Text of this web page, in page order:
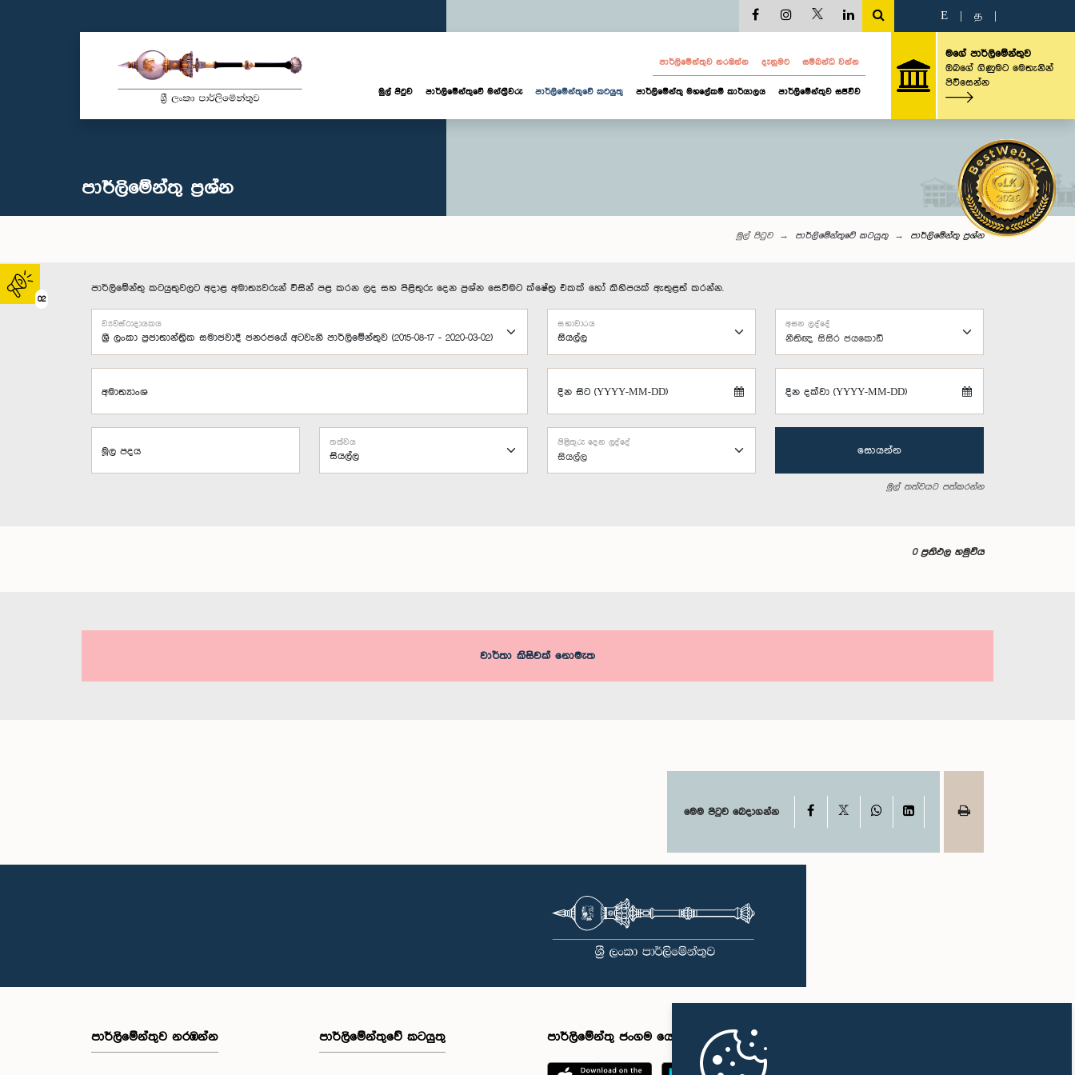
02
E த
පාර්ලි‌මේන්තුව නරඹන්න දැනුමට සම්බන්ධ වන්න
මුල් පිටුව පාර්ලි‌මේන්තුවේ මන්ත්‍රීවරු පාර්ලිමේන්තුවේ කටයුතු පාර්ලිමේන්තු මහලේකම් කාර්යාලය පාර්ලිමේන්තුව සජීවීව
මගේ පාර්ලිමේන්තුව
ඔබගේ ගිණුමට මෙතැනින්
පිවිසෙන්න
පාර්ලි‌මේන්තු‌ ප්‍රශ්න
මුල් පිටුව පාර්ලිමේන්තුවේ කටයුතු පාර්ලි‌මේන්තු‌ ප්‍රශ්න
පාර්ලිමේන්තු කටයුතුවලට අදාළ අමාත්‍යවරුන් විසින් පළ කරන ලද සහ පිළිතුරු දෙන ප්‍රශ්න සෙවීමට ක්ෂේත්‍ර එකක් හෝ කිහිපයක් ඇතුළත් කරන්න.
ව්‍යවස්ථාදායකය සභාවාරය
නීතිඥ සිසිර ජයකොඩි
අසන ලද්දේ
අමාත්‍යාංශ දින සිට (YYYY-MM-DD) දින දක්වා (YYYY-MM-DD)
මූල පදය
තත්වය
සියල්ල
පිළිතුරු දෙන ලද්දේ
සොයන්න
මුල් තත්වයට පත්කරන්න
0 ප්‍රතිඵල හමුවිය
වාර්තා කිසිවක් නොමැත
මෙම පිටුව බෙදාගන්න Facebook WhatsAppLinkedIn
පාර්ලි‌මේන්තුව නරඹන්න පාර්ලිමේන්තුවේ කටයුතු පාර්ලිමේන්තු ජංගම යෙදුම